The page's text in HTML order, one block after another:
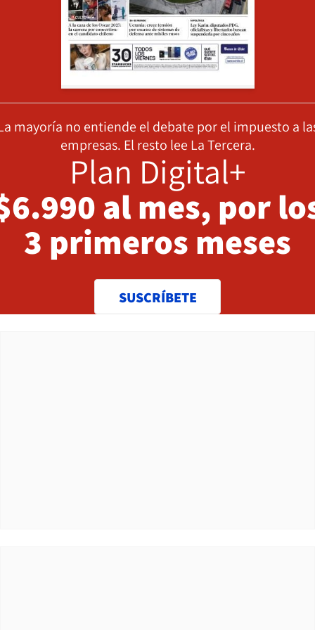
mayoría no entiende el debate por el impuesto a
empresas. El resto lee La Tercera.
Plan Digital+
al mes, por
3 primeros meses
SUSCRÍBETE